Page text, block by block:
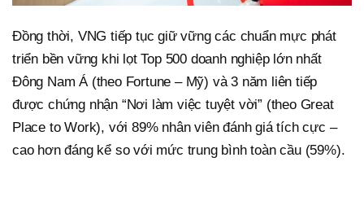
Đồng thời, VNG tiếp tục giữ vững các chuẩn mực phát
triển bền vững khi lọt Top 500 doanh nghiệp lớn nhất
Đông Nam Á (theo Fortune – Mỹ) và 3 năm liên tiếp
được chứng nhận “Nơi làm việc tuyệt vời” (theo Great
Place to Work), với 89% nhân viên đánh giá tích cực –
cao hơn đáng kể so với mức trung bình toàn cầu (59%).